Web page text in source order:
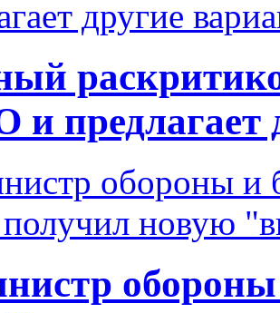
предлагает